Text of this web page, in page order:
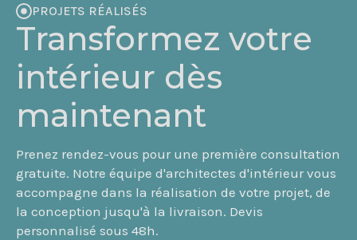
PROJETS RÉALISÉS
Transformez votre
intérieur dès
maintenant
Prenez rendez-vous pour une première consultation
gratuite. Notre équipe d'architectes d'intérieur vous
accompagne dans la réalisation de votre projet, de
la conception jusqu'à la livraison. Devis
personnalisé sous 48h.